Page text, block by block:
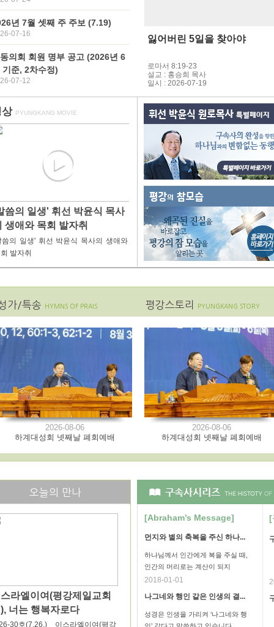
년 7월 셋째 주 주보 (7.19)
07-16
의회 회원 명부 공고 (2026년 6
기준, 2차수정)
07-12
잃어버린 5일을 찾아야
로마서 8:19-23
설교 : 홍승희 목사
일시 : 2026-07-19
상 PYUNGKANG MOVIE
씀의 일생' 휘선 박윤식 목사
생애와 목회 발자취
씀의 일생' 휘선 박윤식 목사의 생애와
발자취
가/특송 HYMNS OF PRAIS 평강스토리 PYUNGKANG STORY
2026-08-06
하계대성회 넷째날 폐회예배
2026-08-06
하계대성회 넷째날 폐회예배
오늘의 만나
라엘이여(평강제일교회
너는 행복자로다
30호(7.26.) 이스라엘이여(평강
[Abraham’s Message]
먼지와 별의 축복을 주신 하나...
하나님께서 인간에게 복을 주실 때,
인간의 머리로는 계산이 되지
2018-01-01
나그네와 행인 같은 인생의 결...
성경은 인생을 가리켜 ‘나그네와 행
[